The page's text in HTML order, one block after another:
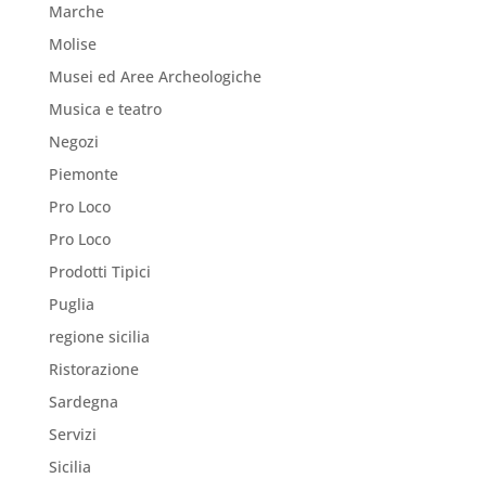
Marche
Molise
Musei ed Aree Archeologiche
Musica e teatro
Negozi
Piemonte
Pro Loco
Pro Loco
Prodotti Tipici
Puglia
regione sicilia
Ristorazione
Sardegna
Servizi
Sicilia